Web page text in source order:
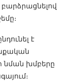
է
նման խմբերը